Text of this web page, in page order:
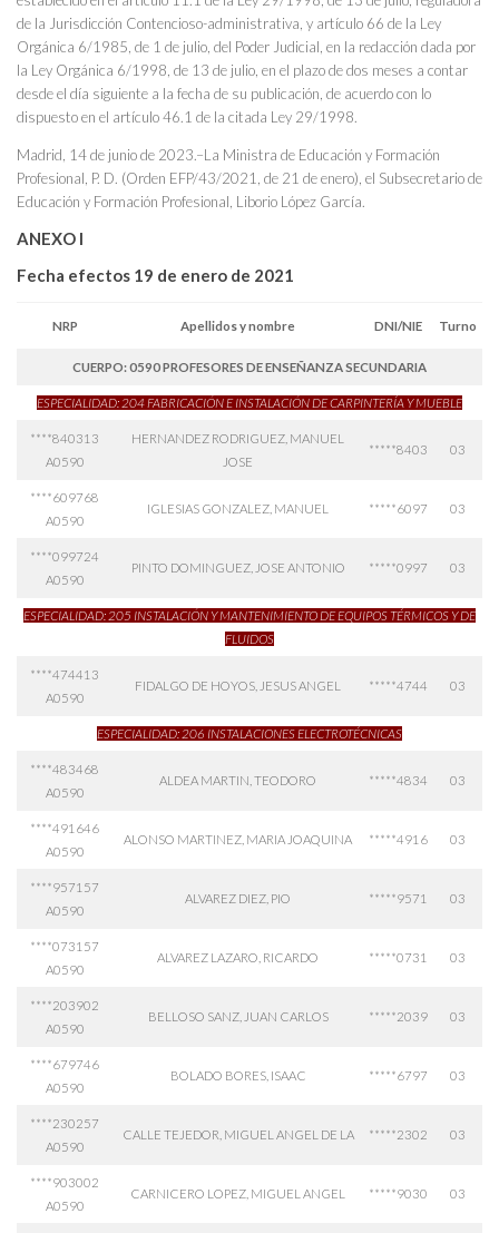
de la Jurisdicción Contencioso-administrativa, y artículo 66 de la Ley
Orgánica 6/1985, de 1 de julio, del Poder Judicial, en la redacción dada por
la Ley Orgánica 6/1998, de 13 de julio, en el plazo de dos meses a contar
desde el día siguiente a la fecha de su publicación, de acuerdo con lo
dispuesto en el artículo 46.1 de la citada Ley 29/1998.
Madrid, 14 de junio de 2023.–La Ministra de Educación y Formación
Profesional, P. D. (Orden EFP/43/2021, de 21 de enero), el Subsecretario de
Educación y Formación Profesional, Liborio López García.
ANEXO I
Fecha efectos 19 de enero de 2021
NRP Apellidos y nombre DNI/NIE Turno
CUERPO: 0590 PROFESORES DE ENSEÑANZA SECUNDARIA
ESPECIALIDAD: 204 FABRICACIÓN E INSTALACIÓN DE CARPINTERÍA Y MUEBLE
****840313
A0590
HERNANDEZ RODRIGUEZ, MANUEL
JOSE
*****8403 03
****609768
A0590
IGLESIAS GONZALEZ, MANUEL *****6097 03
****099724
A0590
PINTO DOMINGUEZ, JOSE ANTONIO *****0997 03
ESPECIALIDAD: 205 INSTALACIÓN Y MANTENIMIENTO DE EQUIPOS TÉRMICOS Y DE
FLUIDOS
****474413
A0590
FIDALGO DE HOYOS, JESUS ANGEL *****4744 03
ESPECIALIDAD: 206 INSTALACIONES ELECTROTÉCNICAS
****483468
A0590
ALDEA MARTIN, TEODORO *****4834 03
****491646
A0590
ALONSO MARTINEZ, MARIA JOAQUINA *****4916 03
****957157
A0590
ALVAREZ DIEZ, PIO *****9571 03
****073157
A0590
ALVAREZ LAZARO, RICARDO *****0731 03
****203902
A0590
BELLOSO SANZ, JUAN CARLOS *****2039 03
****679746
A0590
BOLADO BORES, ISAAC *****6797 03
****230257
A0590
CALLE TEJEDOR, MIGUEL ANGEL DE LA *****2302 03
****903002
A0590
CARNICERO LOPEZ, MIGUEL ANGEL *****9030 03